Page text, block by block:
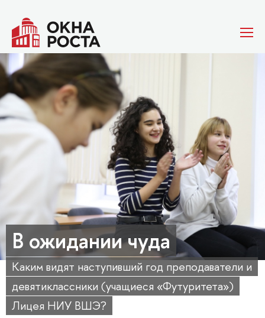
В ожидании чуда
Каким видят наступивший год преподаватели и
девятиклассники (учащиеся «Футуритета»)
Лицея НИУ ВШЭ?